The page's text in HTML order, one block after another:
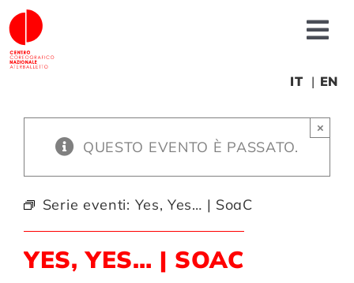
Salta
al
contenuto
IT EN
QUESTO EVENTO È PASSATO.
×
Serie eventi: Yes, Yes… | SoaC
YES, YES… | SOAC